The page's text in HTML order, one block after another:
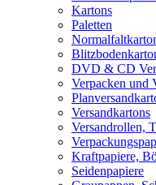
Kartons
Paletten
DVD & CD
Verpacken und
Versandkartons
Versandrollen,
Kraftpapiere,
Seidenpapiere